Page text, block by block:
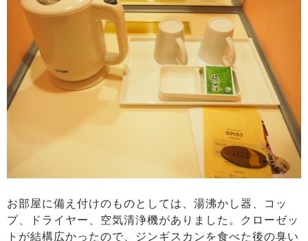
お部屋に備え付けのものとしては、湯沸かし器、コッ
プ、ドライヤー、空気清浄機がありました。クローゼッ
トが結構広かったので、ジンギスカンを食べた後の臭い